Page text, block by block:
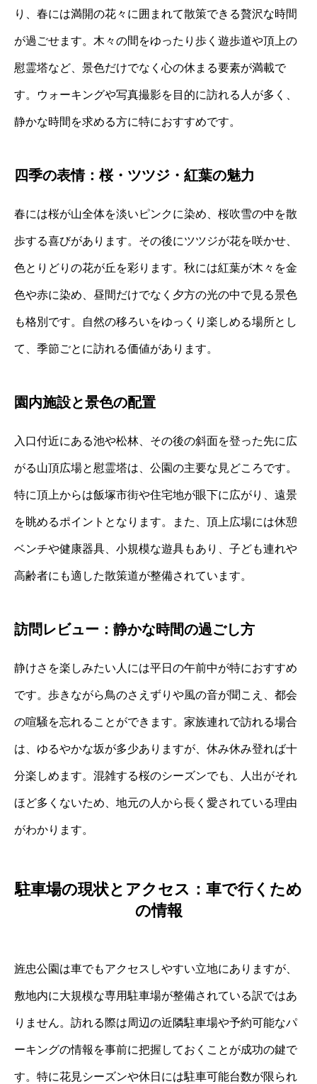
り、春には満開の花々に囲まれて散策できる贅沢な時間
が過ごせます。木々の間をゆったり歩く遊歩道や頂上の
慰霊塔など、景色だけでなく心の休まる要素が満載で
す。ウォーキングや写真撮影を目的に訪れる人が多く、
静かな時間を求める方に特におすすめです。
四季の表情：桜・ツツジ・紅葉の魅力
春には桜が山全体を淡いピンクに染め、桜吹雪の中を散
歩する喜びがあります。その後にツツジが花を咲かせ、
色とりどりの花が丘を彩ります。秋には紅葉が木々を金
色や赤に染め、昼間だけでなく夕方の光の中で見る景色
も格別です。自然の移ろいをゆっくり楽しめる場所とし
て、季節ごとに訪れる価値があります。
園内施設と景色の配置
入口付近にある池や松林、その後の斜面を登った先に広
がる山頂広場と慰霊塔は、公園の主要な見どころです。
特に頂上からは飯塚市街や住宅地が眼下に広がり、遠景
を眺めるポイントとなります。また、頂上広場には休憩
ベンチや健康器具、小規模な遊具もあり、子ども連れや
高齢者にも適した散策道が整備されています。
訪問レビュー：静かな時間の過ごし方
静けさを楽しみたい人には平日の午前中が特におすすめ
です。歩きながら鳥のさえずりや風の音が聞こえ、都会
の喧騒を忘れることができます。家族連れで訪れる場合
は、ゆるやかな坂が多少ありますが、休み休み登れば十
分楽しめます。混雑する桜のシーズンでも、人出がそれ
ほど多くないため、地元の人から長く愛されている理由
がわかります。
駐車場の現状とアクセス：車で行くため
の情報
旌忠公園は車でもアクセスしやすい立地にありますが、
敷地内に大規模な専用駐車場が整備されている訳ではあ
りません。訪れる際は周辺の近隣駐車場や予約可能なパ
ーキングの情報を事前に把握しておくことが成功の鍵で
す。特に花見シーズンや休日には駐車可能台数が限られ